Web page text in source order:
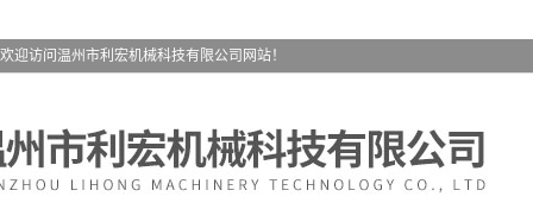
欢迎访问温州市利宏机械科技有限公司网站！